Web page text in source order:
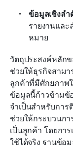
ข้อมูลเชิงล
รายงานแล
หมาย
วัตถุประสงค์หลัก
ช่วยให้ธุรกิจสาม
ลูกค้าที่มีศักยภาพ
ข้อมูลนี้ก้าวข้ามข้
จำเป็นสำหรับกา
ช่วยให้กระบวนก
เป็นลูกค้า โดยกา
ใช้ได้จริง ฐานข้อ